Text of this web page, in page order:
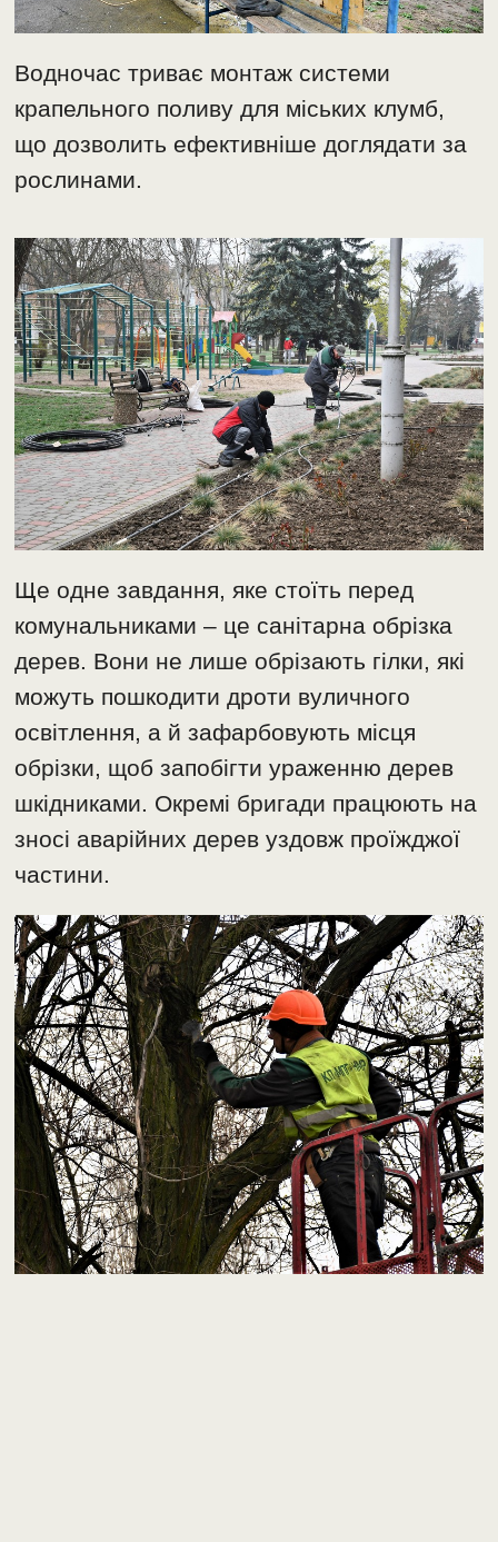
Водночас триває монтаж системи
крапельного поливу для міських клумб,
що дозволить ефективніше доглядати за
рослинами.
Ще одне завдання, яке стоїть перед
комунальниками – це санітарна обрізка
дерев. Вони не лише обрізають гілки, які
можуть пошкодити дроти вуличного
освітлення, а й зафарбовують місця
обрізки, щоб запобігти ураженню дерев
шкідниками. Окремі бригади працюють на
зносі аварійних дерев уздовж проїжджої
частини.